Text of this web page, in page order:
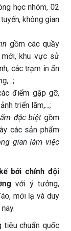
học nhóm, 02
không gian
gồm các quầy
khu vực sử
các trạm in ấn
điểm gặp gỡ,
triển lãm,...;
đặc biệt gồm
các sản phẩm
gian làm việc
bởi chính đội
với ý tưởng,
mới lạ và duy
tiêu chuẩn quốc